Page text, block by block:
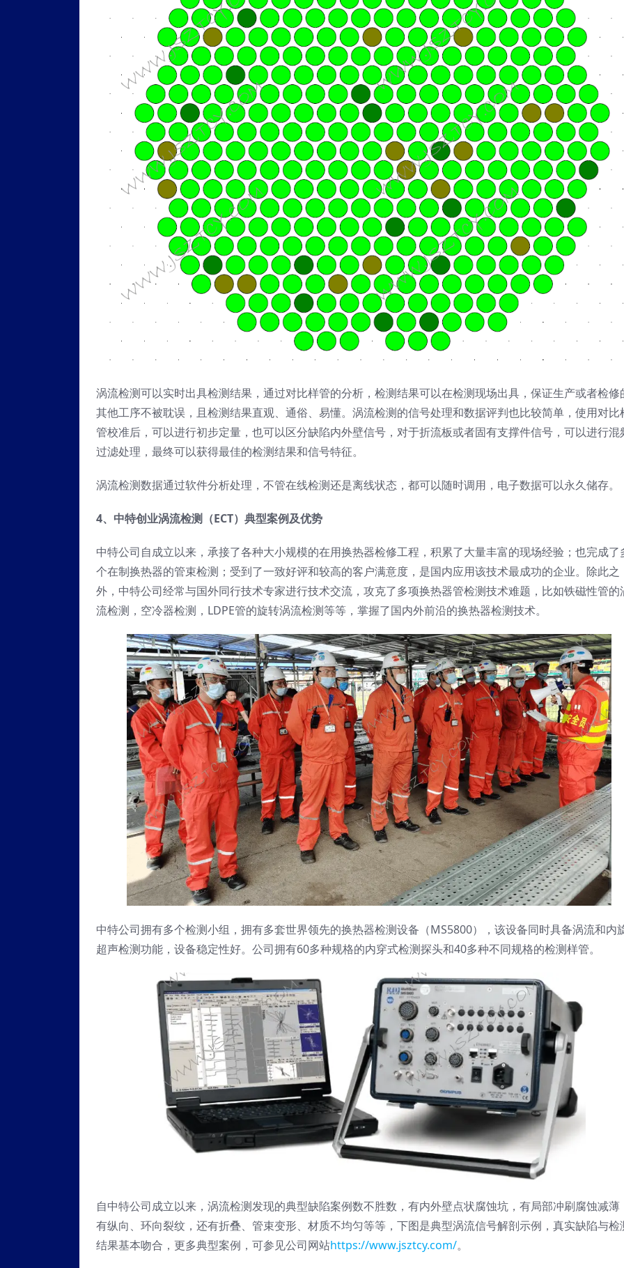
涡流检测可以实时出具检测结果，通过对比样管的分析，检测结果可以在检测现场出具，保证生产或者检修
其他工序不被耽误，且检测结果直观、通俗、易懂。涡流检测的信号处理和数据评判也比较简单，使用对比
管校准后，可以进行初步定量，也可以区分缺陷内外壁信号，对于折流板或者固有支撑件信号，可以进行混
过滤处理，最终可以获得最佳的检测结果和信号特征。
涡流检测数据通过软件分析处理，不管在线检测还是离线状态，都可以随时调用，电子数据可以永久储存。
4、 中特创业涡流检测 （ECT）典型案例及优势
中特公司自成立以来，承接了各种大小规模的在用换热器检修工程，积累了大量丰富的现场经验；也完成了
个在制换热器的管束检测；受到了一致好评和较高的客户满意度，是国内应用该技术最成功的企业。除此之
外，中特公司经常与国外同行技术专家进行技术交流，攻克了多项换热器管检测技术难题，比如铁磁性管的
流检测，空冷器检测，LDPE管的旋转涡流检测等等，掌握了国内外前沿的换热器检测技术。
中特公司拥有多个检测小组，拥有多套世界领先的换热器检测设备（MS5800），该设备同时具备涡流和内
超声检测功能，设备稳定性好。公司拥有60多种规格的内穿式检测探头和40多种不同规格的检测样管。
自中特公司成立以来，涡流检测发现的典型缺陷案例数不胜数，有内外壁点状腐蚀坑，有局部冲刷腐蚀减薄
有纵向、环向裂纹，还有折叠、管束变形、材质不均匀等等，下图是典型涡流信号解剖示例，真实缺陷与检
结果基本吻合，更多典型案例，可参见公司网站https://www.jsztcy.com/。